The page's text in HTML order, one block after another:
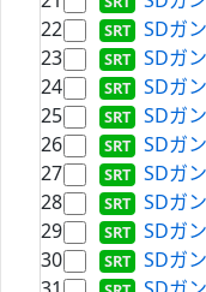
22
SDガ
23
SDガ
24
SDガ
25
SDガ
26
SDガ
27
SDガ
28
SDガ
29
SDガ
30
SDガ